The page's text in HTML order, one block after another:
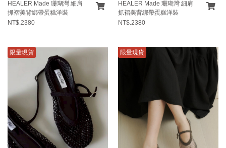
HEALER Made 珊瑚灣 細肩
抓褶美背綁帶蛋糕洋裝
NT$.2380
HEALER Made 珊瑚灣 細肩
抓褶美背綁帶蛋糕洋裝
NT$.2380
限量現貨 限量現貨